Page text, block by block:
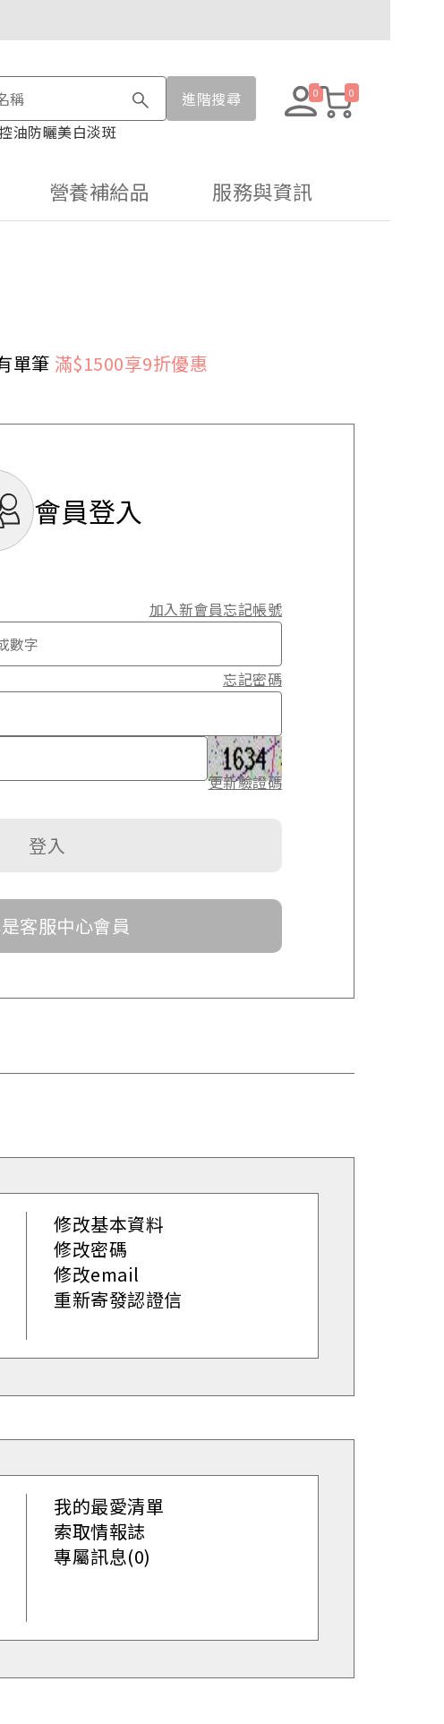
0 0
進階搜尋
油防曬美白淡斑
營養補給品 服務與資訊
單筆 滿$1500享9折優惠
會員登入
加入新會員忘記帳號
忘記密碼
更新驗證碼
客服中心會員
修改基本資料
修改密碼
修改email
重新寄發認證信
我的最愛清單
索取情報誌
專屬訊息(0)